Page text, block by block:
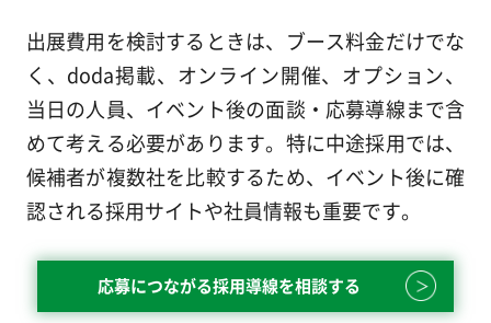
出展費用を検討するときは、ブース料金だけでな
く、doda掲載、オンライン開催、オプション、
当日の人員、イベント後の面談・応募導線まで含
めて考える必要があります。特に中途採用では、
候補者が複数社を比較するため、イベント後に確
認される採用サイトや社員情報も重要です。
応募につながる採用導線を相談する